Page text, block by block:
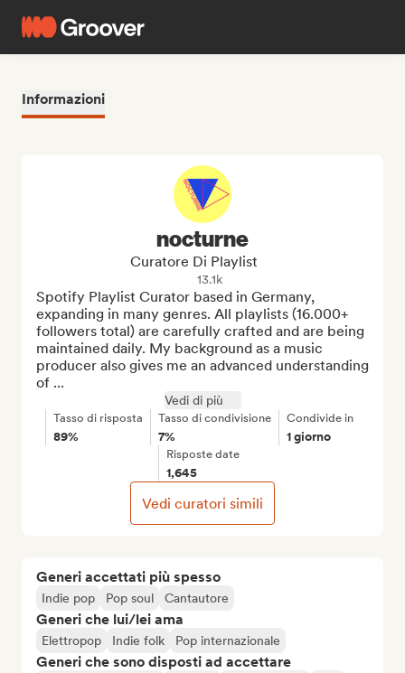
Informazioni
Generi accettati più spesso
Indie pop Pop soul Cantautore
Generi che lui/lei ama
Elettropop Indie folk Pop internazionale
Generi che sono disposti ad accettare
nocturne
Curatore Di Playlist
13.1k
Spotify Playlist Curator based in Germany,
expanding in many genres. All playlists (16.000+
followers total) are carefully crafted and are being
maintained daily. My background as a music
producer also gives me an advanced understanding
of ...
Vedi di più
Tasso di risposta
89%
Tasso di condivisione
7%
Condivide in
1 giorno
Risposte date
1,645
Vedi curatori simili